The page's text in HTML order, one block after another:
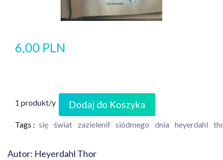
6,00 PLN
1 produkt/y Dodaj do Koszyka
Tags : się świat zazielenił siódmego dnia heyerdahl
Autor: Heyerdahl Thor